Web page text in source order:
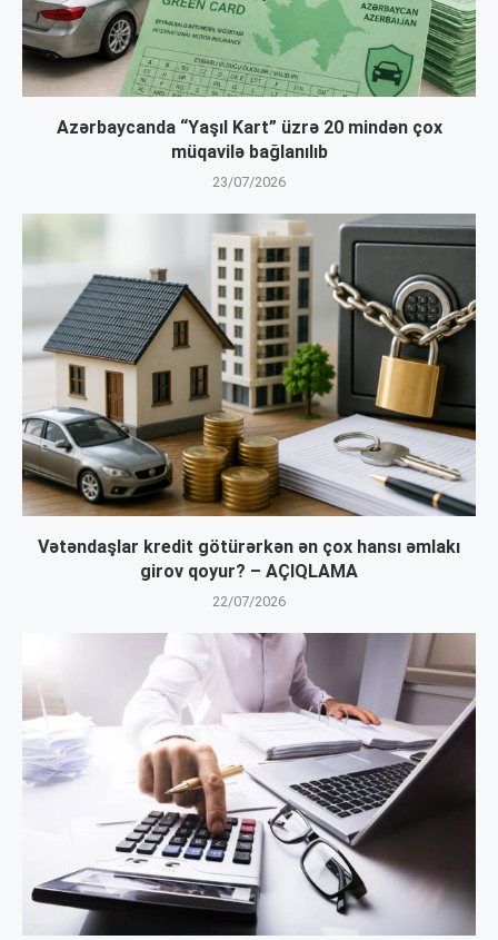
Azərbaycanda “Yaşıl Kart” üzrə 20 mindən çox
müqavilə bağlanılıb
23/07/2026
Vətəndaşlar kredit götürərkən ən çox hansı əmlakı
girov qoyur? – AÇIQLAMA
22/07/2026